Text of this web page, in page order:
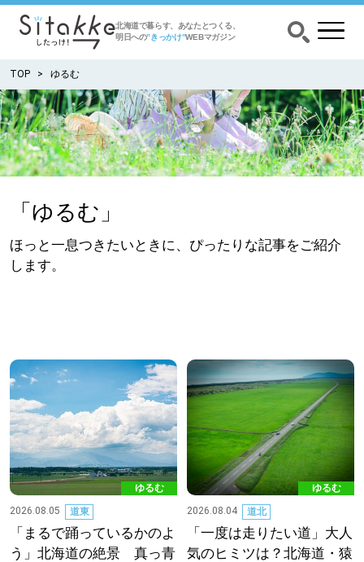
北海道で暮らす、あなたとつくる、
明日への”きっかけ”WEBマガジン
CATEGORY カテゴリー
暮らす
育む
深める
ゆるむ
SitakkeTV
LOCAL ローカルエリア
TOP ゆるむ
「ゆるむ」
ほっと一息つきたいときに、ぴったりな記事をご紹介
します。
ゆるむ
2026.08.05
道東
「まるで踊っているかのよ
う」北海道の絶景 真っ青
ゆるむ
2026.08.04
道北
「一度は走りたい道」大人
気のヒミツは？北海道・猿